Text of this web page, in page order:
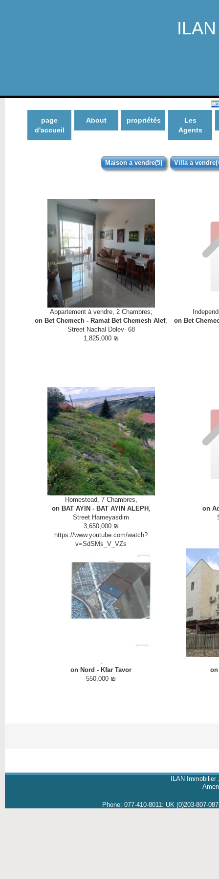
page
d'accueil
About propriétés
Les
Agents
Maison a vendre(5) Villa a
Appartement à vendre, 2 Chambres,
on Bet Chemech - Ramat Bet Chemesh Alef,
Street Nachal Dolev- 68
1,825,000 ₪
on Bet
Homestead, 7 Chambres,
on BAT AYIN - BAT AYIN ALEPH ,
Street Hameyasdim
3,650,000 ₪
https://www.youtube.com/watch?
v=SdSMs_V_VZs
on
,
on Nord - Kfar Tavor
550,000 ₪
on
ILAN
Phone: 077-410-8011: UK (0)203-807-